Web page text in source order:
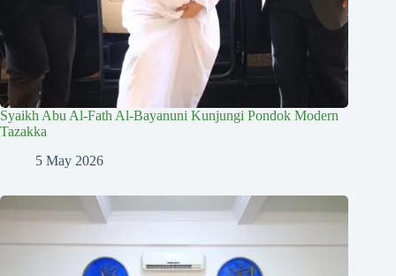
Syaikh Abu Al-Fath Al-Bayanuni Kunjungi Pondok Modern
Tazakka
5 May 2026